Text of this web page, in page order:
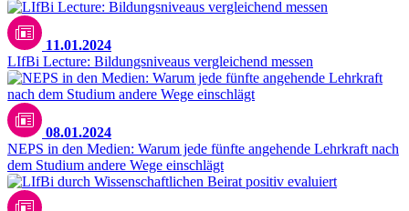
11.01.2024
LIfBi Lecture: Bildungsniveaus vergleichend messen
08.01.2024
NEPS in den Medien: Warum jede fünfte angehende Lehrkraft nach
dem Studium andere Wege einschlägt